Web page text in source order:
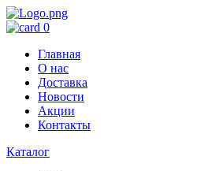
0
Главная
О нас
Доставка
Новости
Акции
Контакты
Каталог